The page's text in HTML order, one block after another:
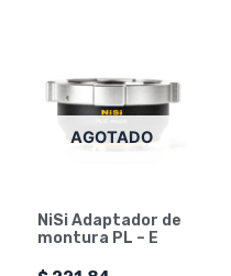
AGOTADO
NiSi Adaptador de
montura PL – E